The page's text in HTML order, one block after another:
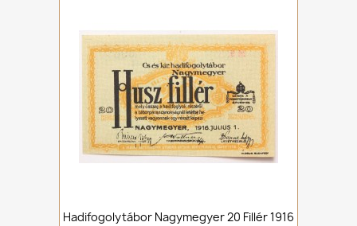
Hadifogolytábor Nagymegyer 20 Fillér 1916